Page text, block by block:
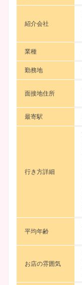
紹介会社
業種
勤務地
面接地住所
最寄駅
行き方詳細
平均年齢
お店の雰囲気